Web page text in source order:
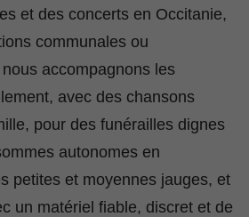
et des concerts en Occitanie,
communales ou
accompagnons les
avec des chansons
pour des funérailles dignes
autonomes en
petites et moyennes jauges, et
un matériel fiable, discret et de